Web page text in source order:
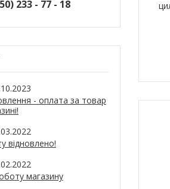
233 - 77 - 18
- оплата за товар
відновлено!
магазину